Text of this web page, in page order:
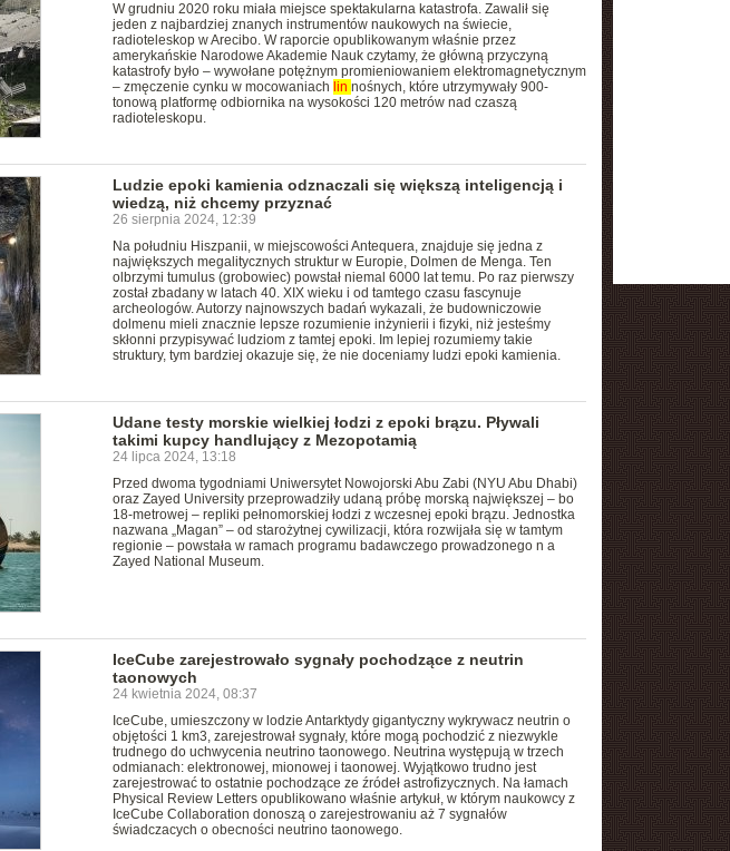
W grudniu 2020 roku miała miejsce spektakularna katastrofa. Zawalił się
jeden z najbardziej znanych instrumentów naukowych na świecie,
radioteleskop w Arecibo. W raporcie opublikowanym właśnie przez
amerykańskie Narodowe Akademie Nauk czytamy, że główną przyczyną
katastrofy było – wywołane potężnym promieniowaniem elektromagnetycznym
– zmęczenie cynku w mocowaniach lin nośnych, które utrzymywały 900-
tonową platformę odbiornika na wysokości 120 metrów nad czaszą
radioteleskopu.
Ludzie epoki kamienia odznaczali się większą inteligencją i
wiedzą, niż chcemy przyznać
26 sierpnia 2024, 12:39
Na południu Hiszpanii, w miejscowości Antequera, znajduje się jedna z
największych megalitycznych struktur w Europie, Dolmen de Menga. Ten
olbrzymi tumulus (grobowiec) powstał niemal 6000 lat temu. Po raz pierwszy
został zbadany w latach 40. XIX wieku i od tamtego czasu fascynuje
archeologów. Autorzy najnowszych badań wykazali, że budowniczowie
dolmenu mieli znacznie lepsze rozumienie inżynierii i fizyki, niż jesteśmy
skłonni przypisywać ludziom z tamtej epoki. Im lepiej rozumiemy takie
struktury, tym bardziej okazuje się, że nie doceniamy ludzi epoki kamienia.
Udane testy morskie wielkiej łodzi z epoki brązu. Pływali
takimi kupcy handlujący z Mezopotamią
24 lipca 2024, 13:18
Przed dwoma tygodniami Uniwersytet Nowojorski Abu Zabi (NYU Abu Dhabi)
oraz Zayed University przeprowadziły udaną próbę morską największej – bo
18-metrowej – repliki pełnomorskiej łodzi z wczesnej epoki brązu. Jednostka
nazwana „Magan” – od starożytnej cywilizacji, która rozwijała się w tamtym
regionie – powstała w ramach programu badawczego prowadzonego n a
Zayed National Museum.
IceCube zarejestrowało sygnały pochodzące z neutrin
taonowych
24 kwietnia 2024, 08:37
IceCube, umieszczony w lodzie Antarktydy gigantyczny wykrywacz neutrin o
objętości 1 km3, zarejestrował sygnały, które mogą pochodzić z niezwykle
trudnego do uchwycenia neutrino taonowego. Neutrina występują w trzech
odmianach: elektronowej, mionowej i taonowej. Wyjątkowo trudno jest
zarejestrować to ostatnie pochodzące ze źródeł astrofizycznych. Na łamach
Physical Review Letters opublikowano właśnie artykuł, w którym naukowcy z
IceCube Collaboration donoszą o zarejestrowaniu aż 7 sygnałów
świadczacych o obecności neutrino taonowego.